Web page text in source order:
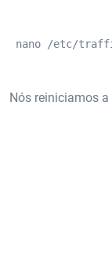
nano /etc/
Nós reiniciamos